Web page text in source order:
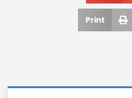
Print